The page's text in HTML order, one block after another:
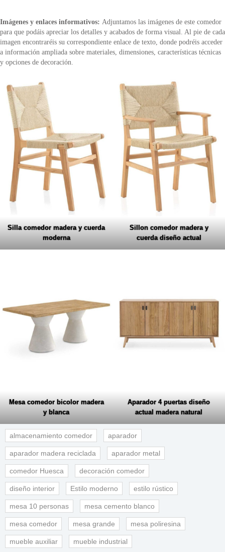
Imágenes y enlaces informativos: Adjuntamos las imágenes de este comedor
para que podáis apreciar los detalles y acabados de forma visual. Al pie de cada
imagen encontraréis su correspondiente enlace de texto, donde podréis acceder
a información ampliada sobre materiales, dimensiones, características técnicas
y opciones de decoración.
Silla comedor madera y cuerda
moderna
Sillon comedor madera y
cuerda diseño actual
Mesa comedor bicolor madera
y blanca
Aparador 4 puertas diseño
actual madera natural
almacenamiento comedor aparador
aparador madera reciclada aparador metal
comedor Huesca decoración comedor
diseño interior Estilo moderno estilo rústico
mesa 10 personas mesa cemento blanco
mesa comedor mesa grande mesa poliresina
mueble auxiliar mueble industrial